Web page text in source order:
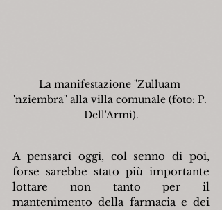
La manifestazione "Zulluam
'nziembra" alla villa comunale (foto: P.
Dell'Armi).
A pensarci oggi, col senno di poi,
forse sarebbe stato più importante
lottare non tanto per il
mantenimento della farmacia e dei